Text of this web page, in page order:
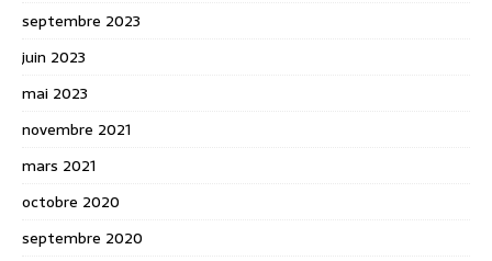
septembre 2023
juin 2023
mai 2023
novembre 2021
mars 2021
octobre 2020
septembre 2020